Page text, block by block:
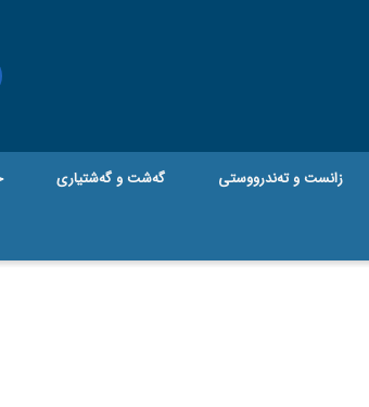
زانست و تەندرووستی گه‌شت و گه‌شتیاری